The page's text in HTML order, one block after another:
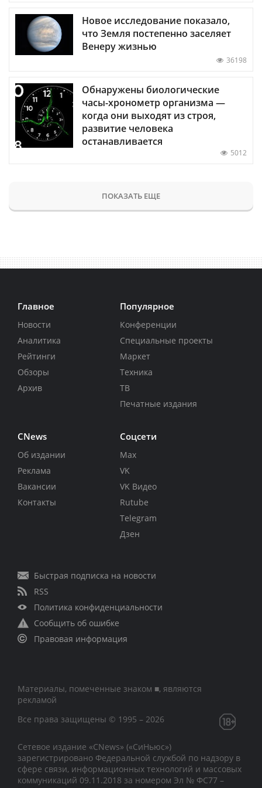
Новое исследование показало,
что Земля постепенно заселяет
Венеру жизнью
36198
Обнаружены биологические
часы-хронометр организма —
когда они выходят из строя,
развитие человека
останавливается
5012
ПОКАЗАТЬ ЕЩЕ
Главное
Новости
Аналитика
Рейтинги
Обзоры
Архив
Популярное
Конференции
Специальные проекты
Маркет
Техника
ТВ
Печатные издания
CNews
Об издании
Реклама
Вакансии
Контакты
Соцсети
Max
VK
VK Видео
Rutube
Telegram
Дзен
Быстрая подписка на новости
RSS
Политика конфиденциальности
Сообщить об ошибке
Правовая информация
Материалы, помеченные знаком ■, являются
рекламой
Все права защищены © 1995 – 2026
Сетевое издание «CNews» («СиНьюс»)
зарегистрировано Федеральной службой по надзору в
сфере связи, информационных технологий и массовых
коммуникаций 09.11.2018 за номером Эл № ФС77 –